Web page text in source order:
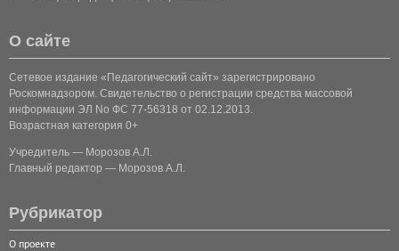
О сайте
Сетевое издание «Педагогический сайт» зарегистрировано
Роскомнадзором. Свидетельство о регистрации средства массовой
информации ЭЛ No ФС 77-56318 от 02.12.2013.
Возрастная категория 0+
Учредитель — Морозов А.Л.
Главный редактор — Морозов А.Л.
Рубрикатор
О проекте